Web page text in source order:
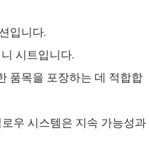
입니다.
시트입니다.
품목을 포장하는 데 적합합
우 시스템은 지속 가능성과